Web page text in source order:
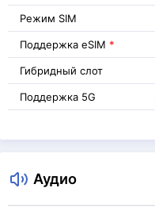
Режим SIM
Поддержка eSIM *
Гибридный слот
Поддержка 5G
Аудио